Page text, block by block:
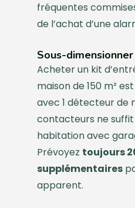
fréquentes
de l’achat d’une
Sous-
Acheter un kit
maison de 150 m²
avec 1 détecteur de
contacteurs ne
habitation avec
Prévoyez toujours
supplémentaires
apparent.